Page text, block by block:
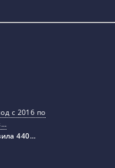
с 2016 по
440…